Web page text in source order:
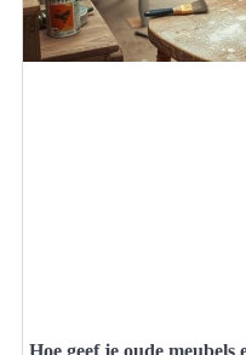
Hoe geef je oude meubels